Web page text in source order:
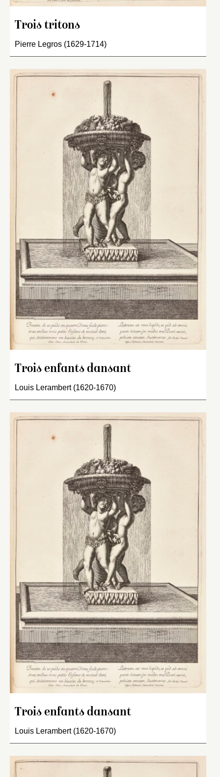
Trois tritons
Pierre Legros (1629-1714)
Trois enfants dansant
Louis Lerambert (1620-1670)
Trois enfants dansant
Louis Lerambert (1620-1670)